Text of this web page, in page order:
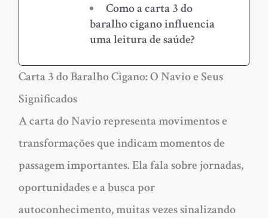
Como a carta 3 do
baralho cigano influencia
uma leitura de saúde?
Carta 3 do Baralho Cigano: O Navio e Seus
Significados
A carta do Navio representa movimentos e
transformações que indicam momentos de
passagem importantes. Ela fala sobre jornadas,
oportunidades e a busca por
autoconhecimento, muitas vezes sinalizando